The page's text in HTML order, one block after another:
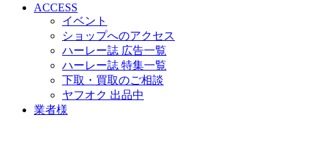
ACCESS
イベント
ショップへのアクセス
ハーレー誌 広告一覧
ハーレー誌 特集一覧
下取・買取のご相談
ヤフオク 出品中
業者様